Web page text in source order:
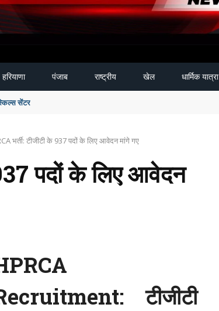
हरियाणा पंजाब राष्ट्रीय खेल धार्मिक यात्रा
सेंटर
भर्ती: टीजीटी के 937 पदों के लिए आवेदन मांगे गए
पदों के लिए आवेदन
टीजीटी